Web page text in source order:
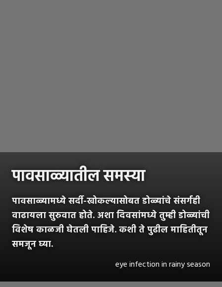
पावसाळ्यातील समस्या
पावसाळ्यामध्ये सर्दी-खोकल्यासोबत डोळ्यांचे संसर्गही
वाढायला सुरुवात होते. अशा दिवसांमध्ये तुम्ही डोळ्यांची
विशेष काळजी घेतली पाहिजे. कशी ते पुढील माहितीतून
समजून घ्या.
eye infection in rainy season